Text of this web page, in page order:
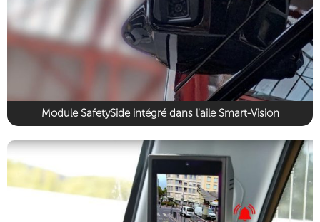
Module SafetySide intégré dans l'aile Smart-Vision